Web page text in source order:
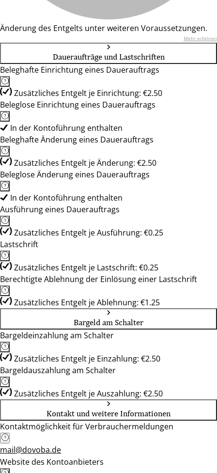
Änderung des Entgelts unter weiteren Voraussetzungen.
Mehr erfahren
Daueraufträge und Lastschriften
Beleghafte Einrichtung eines Dauerauftrags
Zusätzliches Entgelt je Einrichtung: €2.50
Beleglose Einrichtung eines Dauerauftrags
In der Kontoführung enthalten
Beleghafte Änderung eines Dauerauftrags
Zusätzliches Entgelt je Änderung: €2.50
Beleglose Änderung eines Dauerauftrags
In der Kontoführung enthalten
Ausführung eines Dauerauftrags
Zusätzliches Entgelt je Ausführung: €0.25
Lastschrift
Zusätzliches Entgelt je Lastschrift: €0.25
Berechtigte Ablehnung der Einlösung einer Lastschrift
Zusätzliches Entgelt je Ablehnung: €1.25
Bargeld am Schalter
Bargeldeinzahlung am Schalter
Zusätzliches Entgelt je Einzahlung: €2.50
Bargeldauszahlung am Schalter
Zusätzliches Entgelt je Auszahlung: €2.50
Kontakt und weitere Informationen
Kontaktmöglichkeit für Verbrauchermeldungen
mail@dovoba.de
Website des Kontoanbieters